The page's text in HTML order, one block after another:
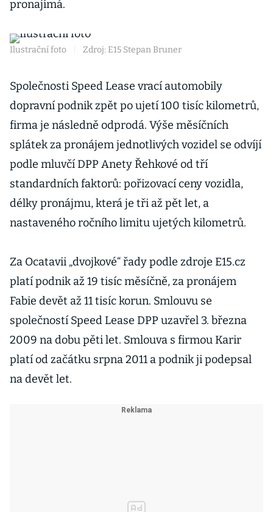
pronajímá.
Ilustrační foto Zdroj: E15 Stepan Bruner
Společnosti Speed Lease vrací automobily
dopravní podnik zpět po ujetí 100 tisíc kilometrů,
firma je následně odprodá. Výše měsíčních
splátek za pronájem jednotlivých vozidel se odvíjí
podle mluvčí DPP Anety Řehkové od tří
standardních faktorů: pořizovací ceny vozidla,
délky pronájmu, která je tři až pět let, a
nastaveného ročního limitu ujetých kilometrů.
Za Ocatavii „dvojkové“ řady podle zdroje E15.cz
platí podnik až 19 tisíc měsíčně, za pronájem
Fabie devět až 11 tisíc korun. Smlouvu se
společností Speed Lease DPP uzavřel 3. března
2009 na dobu pěti let. Smlouva s firmou Karir
platí od začátku srpna 2011 a podnik ji podepsal
na devět let.